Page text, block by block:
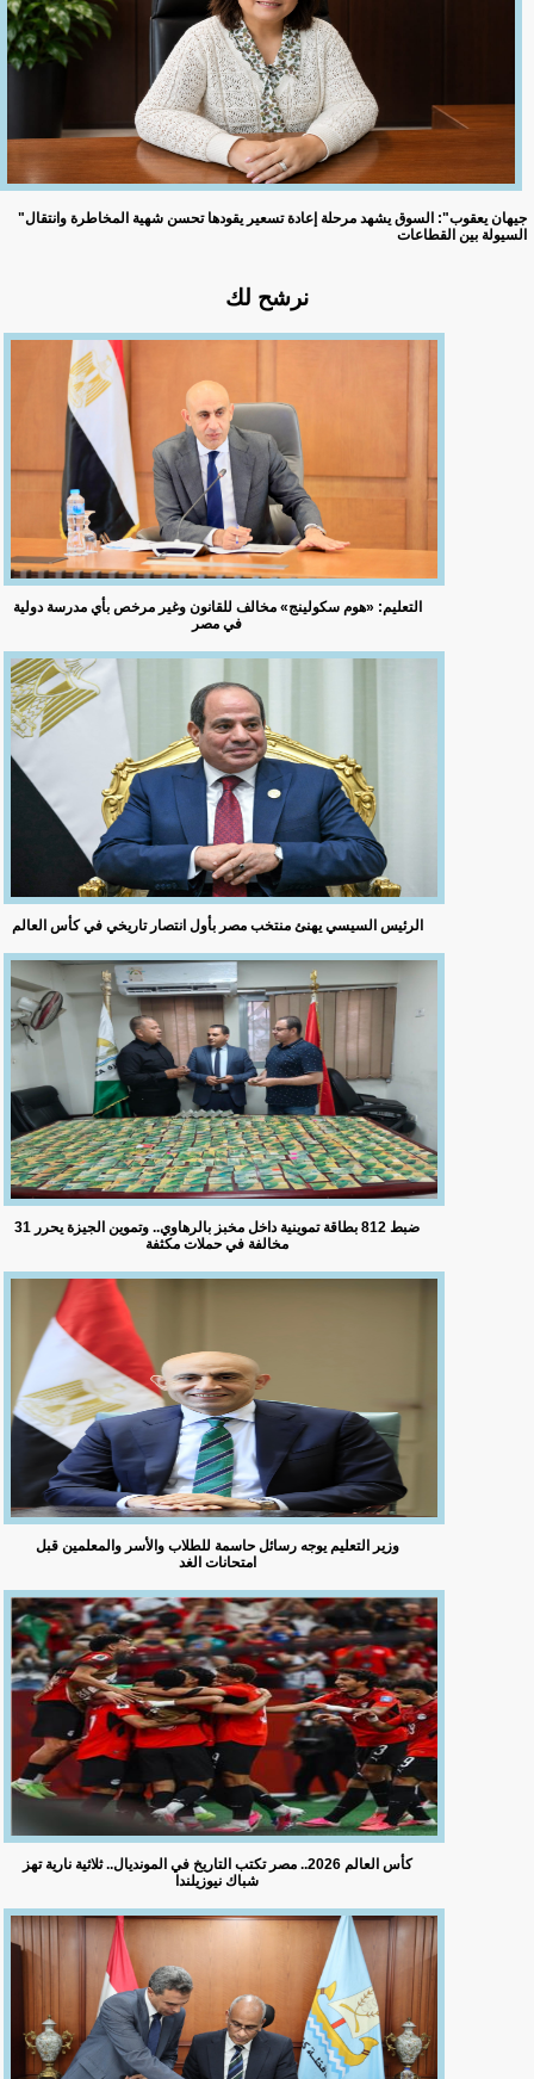
"جيهان يعقوب": السوق يشهد مرحلة إعادة تسعير يقودها تحسن شهية المخاطرة وانتقال
السيولة بين القطاعات
نرشح لك
التعليم: «هوم سكولينج» مخالف للقانون وغير مرخص بأي مدرسة دولية
في مصر
الرئيس السيسي يهنئ منتخب مصر بأول انتصار تاريخي في كأس العالم
ضبط 812 بطاقة تموينية داخل مخبز بالرهاوي.. وتموين الجيزة يحرر 31
مخالفة في حملات مكثفة
وزير التعليم يوجه رسائل حاسمة للطلاب والأسر والمعلمين قبل
امتحانات الغد
كأس العالم 2026.. مصر تكتب التاريخ في المونديال.. ثلاثية نارية تهز
شباك نيوزيلندا